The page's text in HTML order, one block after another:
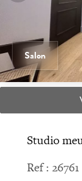
Salon
Studio
Ref : 26761